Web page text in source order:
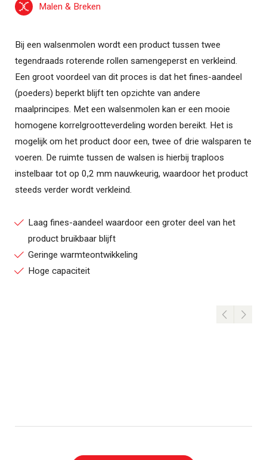
Malen & Breken
Bij een walsenmolen wordt een product tussen twee
tegendraads roterende rollen samengeperst en verkleind.
Een groot voordeel van dit proces is dat het fines-aandeel
(poeders) beperkt blijft ten opzichte van andere
maalprincipes. Met een walsenmolen kan er een mooie
homogene korrelgrootteverdeling worden bereikt. Het is
mogelijk om het product door een, twee of drie walsparen te
voeren. De ruimte tussen de walsen is hierbij traploos
instelbaar tot op 0,2 mm nauwkeurig, waardoor het product
steeds verder wordt verkleind.
Laag fines-aandeel waardoor een groter deel van het
product bruikbaar blijft
Geringe warmteontwikkeling
Hoge capaciteit